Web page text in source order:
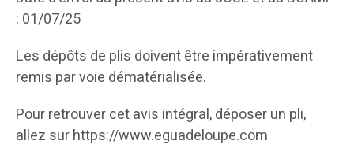
: 01/07/25
Les dépôts de plis doivent être impérativement
remis par voie dématérialisée.
Pour retrouver cet avis intégral, déposer un pli,
allez sur https://www.eguadeloupe.com